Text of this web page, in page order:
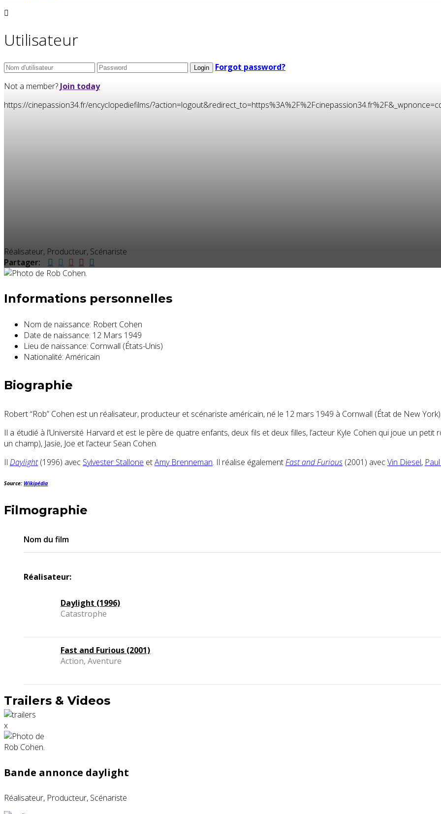
Utilisateur
Forgot password?
Not a member? Join today
https://cinepassion34.fr/encyclopediefilms/
Réalisateur, Producteur, Scénariste
Partager:
Informations personnelles
Nom de naissance: Robert Cohen
Date de naissance: 12 Mars 1949
Lieu de naissance: Cornwall (États-Unis)
Nationalité: Américain
Biographie
Robert “Rob” Cohen est un réalisateur, producteur et scénariste américain, né le 12 mars 1949 à Cornwall (État de New York).
Il a étudié à l’Université Harvard et est le père de quatre enfants, deux fils et deux filles, l’acteur Kyle Cohen qui joue un petit
un champ), Jasie, Joe et l’acteur Sean Cohen.
Il Daylight (1996) avec Sylvester Stallone etAmy Brenneman. Il réalise égalementFast and Furious (2001) avecVin Diesel,
Source: Wikipédia
Filmographie
Nom du film
Réalisateur:
Daylight (1996)
Catastrophe
Fast and Furious (2001)
Action, Aventure
Trailers & Videos
x
Bande annonce daylight
Réalisateur, Producteur, Scénariste